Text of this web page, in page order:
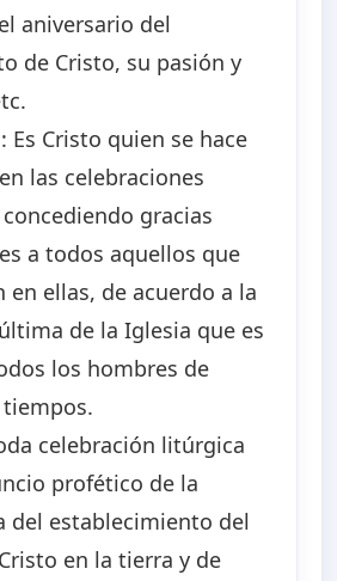
aniversario del
de Cristo, su pasión y
Es Cristo quien se hace
las celebraciones
gracias
a todos aquellos que
en ellas, de acuerdo a la
de la Iglesia que es
los hombres de
celebración litúrgica
profético de la
del establecimiento del
en la tierra y de